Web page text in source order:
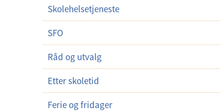
m
y
Skolehelsetjeneste
SFO
Råd og utvalg
Etter skoletid
Ferie og fridager